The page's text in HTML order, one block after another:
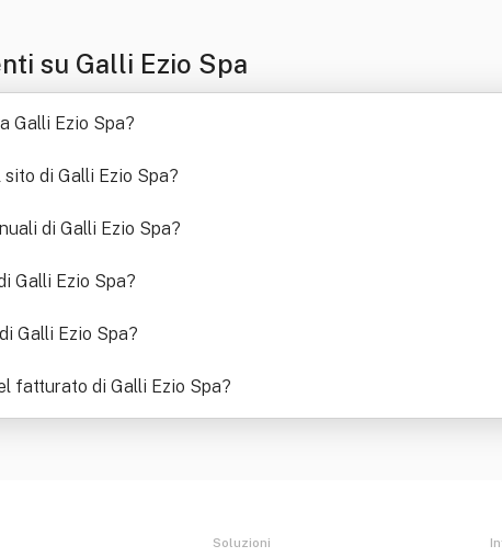
su Galli Ezio Spa
Galli Ezio Spa?
di Galli Ezio Spa?
di Galli Ezio Spa?
Galli Ezio Spa?
Galli Ezio Spa?
fatturato di Galli Ezio Spa?
Soluzioni